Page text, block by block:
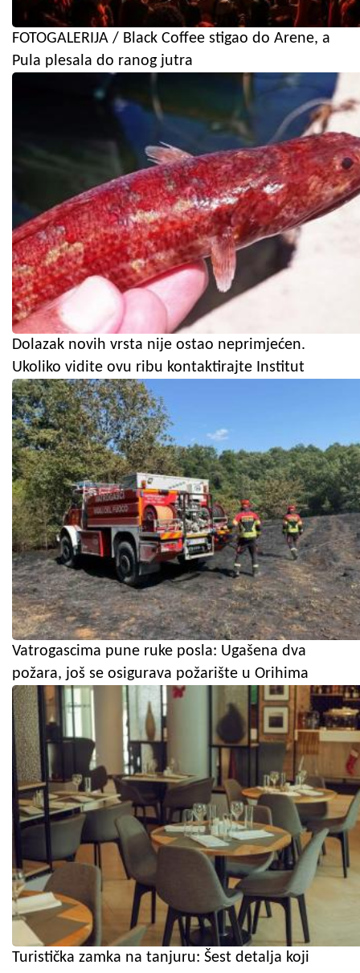
FOTOGALERIJA / Black Coffee stigao do Arene, a
Pula plesala do ranog jutra
Dolazak novih vrsta nije ostao neprimjećen.
Ukoliko vidite ovu ribu kontaktirajte Institut
Vatrogascima pune ruke posla: Ugašena dva
požara, još se osigurava požarište u Orihima
Turistička zamka na tanjuru: Šest detalja koji